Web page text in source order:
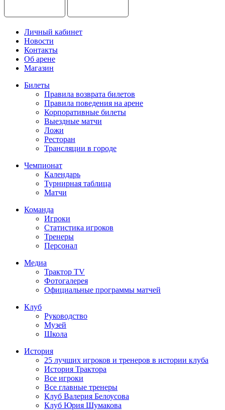
Личный кабинет
Новости
Контакты
Об арене
Магазин
Билеты
Правила возврата билетов
Правила поведения на арене
Корпоративные билеты
Выездные матчи
Ложи
Ресторан
Трансляции в городе
Чемпионат
Календарь
Турнирная таблица
Матчи
Команда
Игроки
Статистика игроков
Тренеры
Персонал
Медиа
Трактор TV
Фотогалерея
Официальные программы матчей
Клуб
Руководство
Музей
Школа
История
25 лучших игроков и тренеров в истории клуба
История Трактора
Все игроки
Все главные тренеры
Клуб Валерия Белоусова
Клуб Юрия Шумакова